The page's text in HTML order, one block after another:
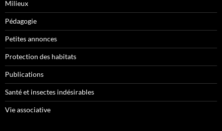
Milieux
Pédagogie
Petites annonces
Protection des habitats
Publications
Santé et insectes indésirables
Vie associative